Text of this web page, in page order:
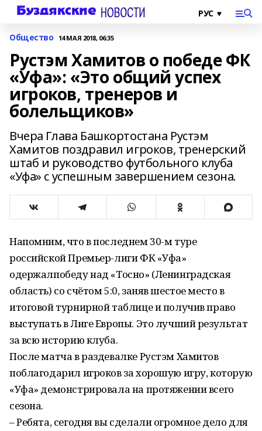
Общество 14 МАЯ 2018, 06:35
Рустэм Хамитов о победе ФК
«Уфа»: «Это общий успех
игроков, тренеров и
болельщиков»
Вчера Глава Башкортостана Рустэм
Хамитов поздравил игроков, тренерский
штаб и руководство футбольного клуба
«Уфа» с успешным завершением сезона.
Напомним, что в последнем 30-м туре
российской Премьер-лиги ФК «Уфа»
одержалпобеду над «Тосно» (Ленинградская
область) со счётом 5:0, заняв шестое место в
итоговой турнирной таблице и получив право
выступать в Лиге Европы. Это лучший результат
за всю историю клуба.
После матча в раздевалке Рустэм Хамитов
поблагодарил игроков за хорошую игру, которую
«Уфа» демонстрировала на протяжении всего
сезона.
– Ребята, сегодня вы сделали огромное дело для